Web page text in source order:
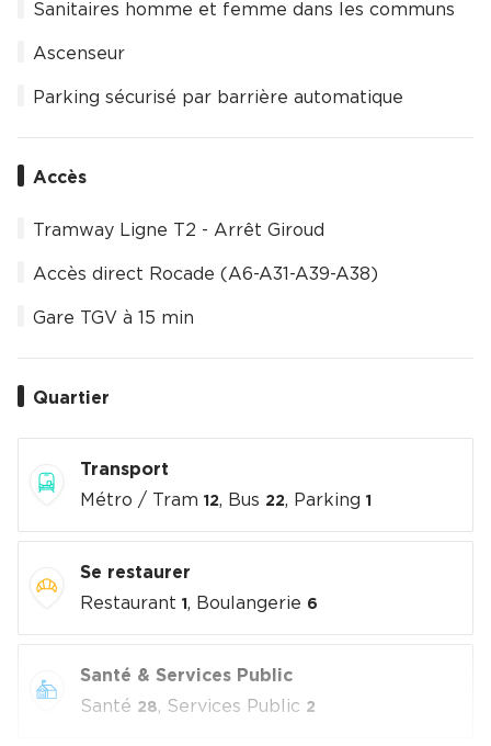
Sanitaires homme et femme dans les communs
Ascenseur
Parking sécurisé par barrière automatique
Accès
Tramway Ligne T2 - Arrêt Giroud
Accès direct Rocade (A6-A31-A39-A38)
Gare TGV à 15 min
Quartier
Transport
Métro / Tram 12, Bus 22, Parking 1
Se restaurer
Restaurant 1 , Boulangerie 6
Santé & Services Public
Santé 28, Services Public 2